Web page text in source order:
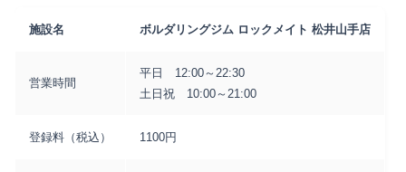
施設名 ボルダリングジム ロックメイト 松井山手店
営業時間
平日 12:00～22:30
土日祝 10:00～21:00
登録料（税込） 1100円